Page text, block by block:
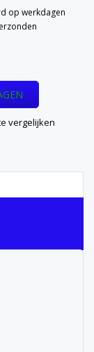
op werkdagen
vergelijken